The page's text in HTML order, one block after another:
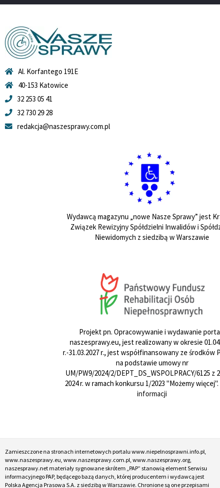
Al. Korfantego 191E
40-153 Katowice
32 253 05 41
32 730 29 28
redakcja@naszesprawy.com.pl
Wydawcą magazynu „nowe Nasze Sprawy” jest
Związek Rewizyjny Spółdzielni Inwalidów i
Niewidomych z siedzibą w Warszawie
Projekt pn. Opracowywanie i wydawanie
naszesprawy.eu, jest realizowany w okresie
r.-31.03.2027 r., jest współfinansowany ze środków
na podstawie umowy nr
UM/PW9/2024/2/DEPT_DS_WSPOLPRACY/6125 z
2024 r. w ramach konkursu 1/2023 "Możemy więcej".
informacji
Zamieszczone na stronach internetowych portalu www.niepelnosprawni.info.pl,
www.naszesprawy.eu, www.naszesprawy.com.pl, www.naszesprawy.org,
naszesprawy.net materiały sygnowane skrótem „PAP” stanowią element Serwisu
informacyjnego PAP, będącego bazą danych, której producentem i wydawcą jest
Polska Agencja Prasowa S.A. z siedzibą w Warszawie. Chronione są one przepisami